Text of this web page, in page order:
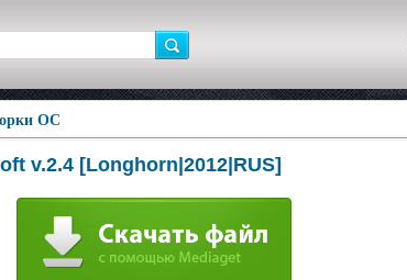
ОС
v.2.4 [Longhorn|2012|RUS]